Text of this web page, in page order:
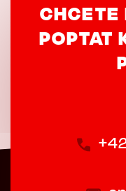
CHCETE
POPTAT